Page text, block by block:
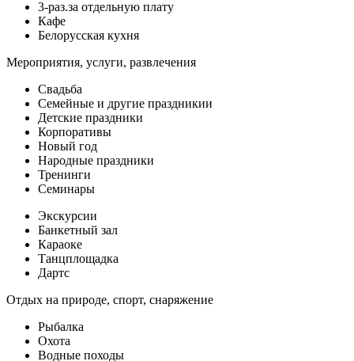
3-раз.за отдельную плату
Кафе
Белорусская кухня
Мероприятия, услуги, развлечения
Свадьба
Семейные и другие праздникии
Детские праздники
Корпоративы
Новый год
Народные праздники
Тренинги
Семинары
Экскурсии
Банкетный зал
Караоке
Танцплощадка
Дартс
Отдых на природе, спорт, снаряжение
Рыбалка
Охота
Водные походы